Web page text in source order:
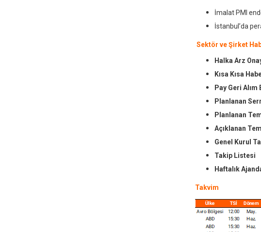
İmalat PMI
İstanbul’da
Sektör ve Şirket
Halka Arz
Kısa Kısa
Pay Geri
Planlanan
Planlanan
Açıklanan
Genel Kurul
Takip Listesi
Haftalık
Takvim